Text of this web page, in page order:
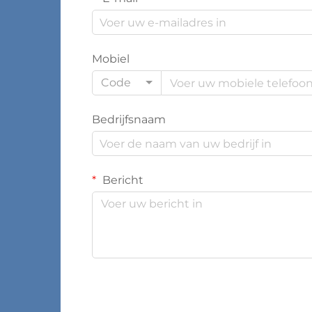
Mobiel
Code
Bedrijfsnaam
Bericht